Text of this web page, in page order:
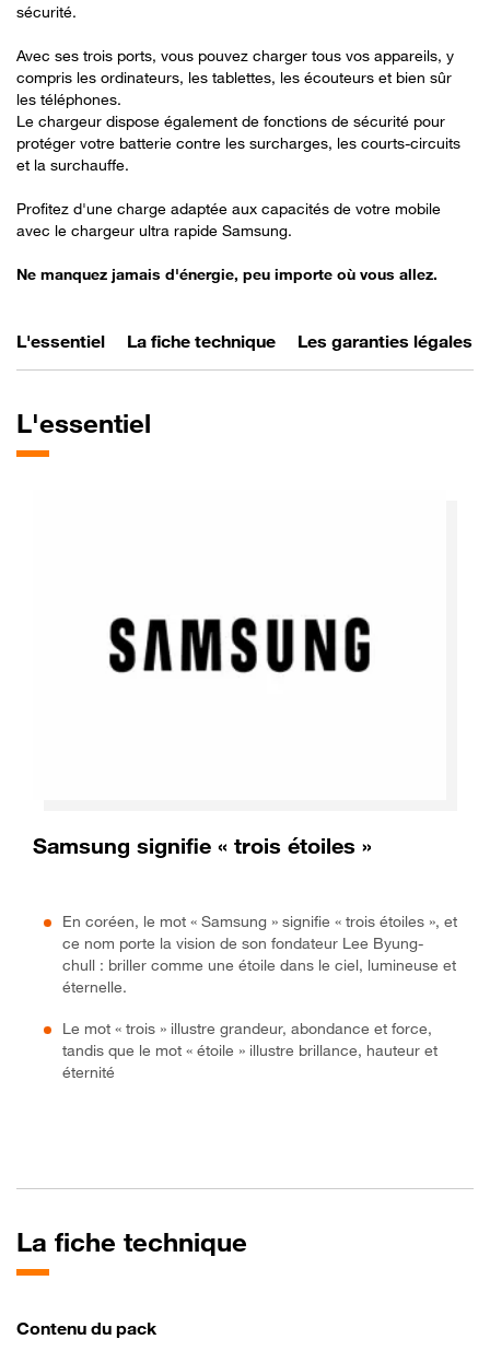
sécurité.
Avec ses trois ports, vous pouvez charger tous vos appareils, y
compris les ordinateurs, les tablettes, les écouteurs et bien sûr
les téléphones.
Le chargeur dispose également de fonctions de sécurité pour
protéger votre batterie contre les surcharges, les courts-circuits
et la surchauffe.
Profitez d'une charge adaptée aux capacités de votre mobile
avec le chargeur ultra rapide Samsung.
Ne manquez jamais d'énergie, peu importe où vous allez.
L'essentiel La fiche technique Les garanties légales
L'essentiel
Samsung signifie « trois étoiles »
En coréen, le mot « Samsung » signifie « trois étoiles », et
ce nom porte la vision de son fondateur Lee Byung-
chull : briller comme une étoile dans le ciel, lumineuse et
éternelle.
Le mot « trois » illustre grandeur, abondance et force,
tandis que le mot « étoile » illustre brillance, hauteur et
éternité
La fiche technique
Contenu du pack